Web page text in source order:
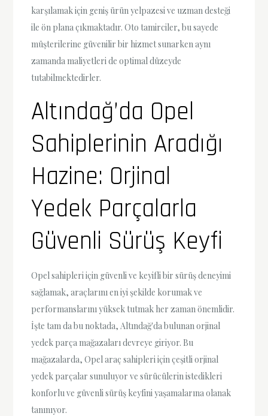
karşılamak için geniş ürün yelpazesi ve uzman desteği
ile ön plana çıkmaktadır. Oto tamirciler, bu sayede
müşterilerine güvenilir bir hizmet sunarken aynı
zamanda maliyetleri de optimal düzeyde
tutabilmektedirler.
Altındağ’da Opel
Sahiplerinin Aradığı
Hazine: Orjinal
Yedek Parçalarla
Güvenli Sürüş Keyfi
Opel sahipleri için güvenli ve keyifli bir sürüş deneyimi
sağlamak, araçlarını en iyi şekilde korumak ve
performanslarını yüksek tutmak her zaman önemlidir.
İşte tam da bu noktada, Altındağ'da bulunan orjinal
yedek parça mağazaları devreye giriyor. Bu
mağazalarda, Opel araç sahipleri için çeşitli orjinal
yedek parçalar sunuluyor ve sürücülerin istedikleri
konforlu ve güvenli sürüş keyfini yaşamalarına olanak
tanınıyor.